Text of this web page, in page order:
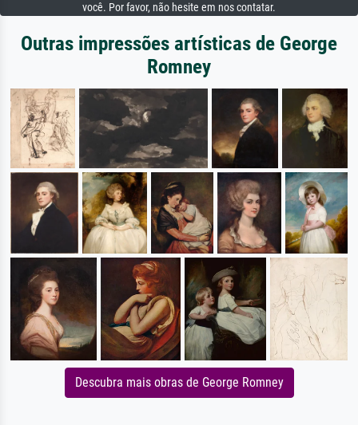
você. Por favor, não hesite em nos contatar.
Outras impressões artísticas de George
Romney
Descubra mais obras de George Romney